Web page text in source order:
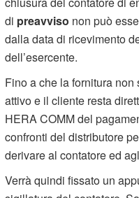
di preavviso non può
dalla data di ricevimento
dell’esercente.
Fino a che la fornitura
attivo e il cliente resta
HERA COMM del
confronti del distributore
derivare al contatore ed
Verrà quindi fissato un